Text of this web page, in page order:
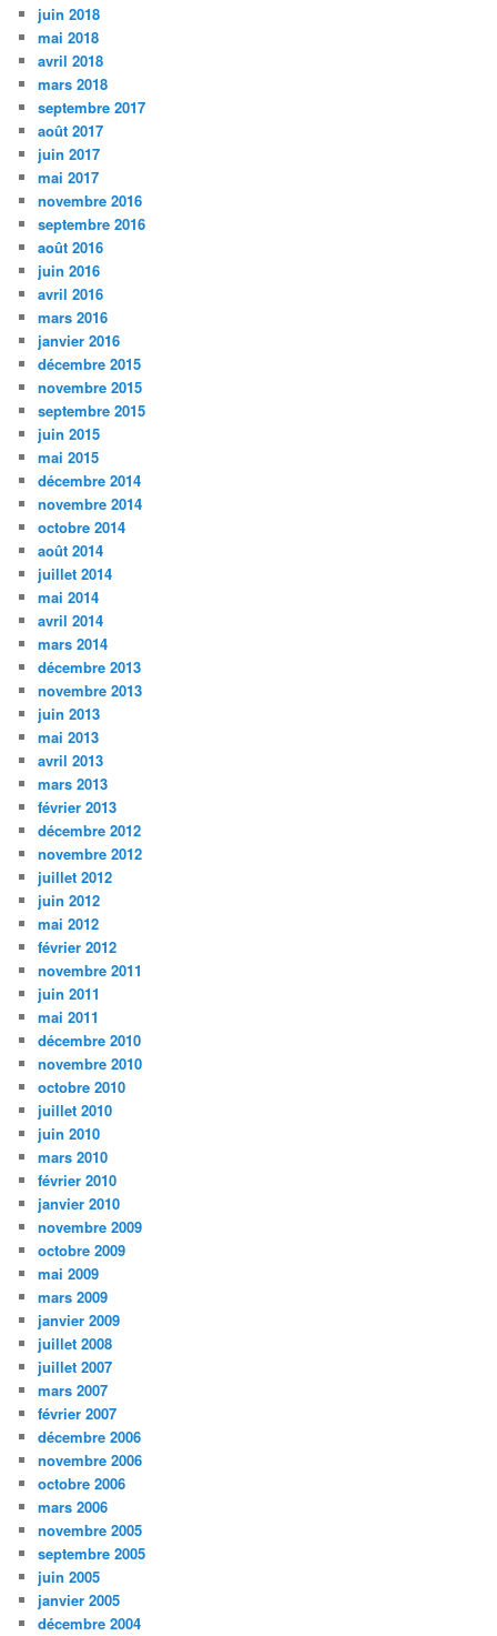
juin 2018
mai 2018
avril 2018
mars 2018
septembre 2017
août 2017
juin 2017
mai 2017
novembre 2016
septembre 2016
août 2016
juin 2016
avril 2016
mars 2016
janvier 2016
décembre 2015
novembre 2015
septembre 2015
juin 2015
mai 2015
décembre 2014
novembre 2014
octobre 2014
août 2014
juillet 2014
mai 2014
avril 2014
mars 2014
décembre 2013
novembre 2013
juin 2013
mai 2013
avril 2013
mars 2013
février 2013
décembre 2012
novembre 2012
juillet 2012
juin 2012
mai 2012
février 2012
novembre 2011
juin 2011
mai 2011
décembre 2010
novembre 2010
octobre 2010
juillet 2010
juin 2010
mars 2010
février 2010
janvier 2010
novembre 2009
octobre 2009
mai 2009
mars 2009
janvier 2009
juillet 2008
juillet 2007
mars 2007
février 2007
décembre 2006
novembre 2006
octobre 2006
mars 2006
novembre 2005
septembre 2005
juin 2005
janvier 2005
décembre 2004